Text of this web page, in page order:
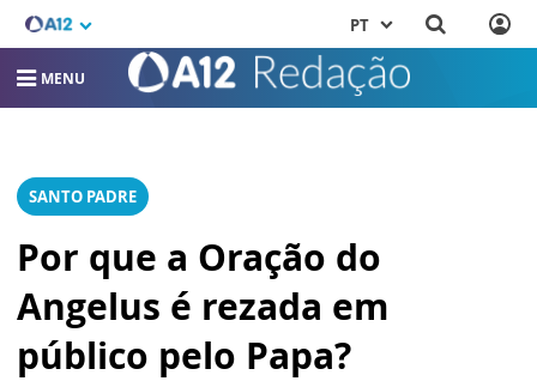
PT
MENU
SANTO PADRE
Por que a Oração do
Angelus é rezada em
público pelo Papa?